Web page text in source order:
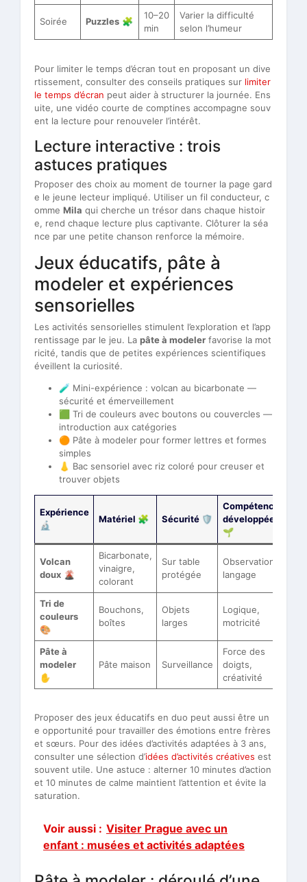
Soirée Puzzles🧩
10–20
min
Varier la difficulté
selon l’humeur
Pour limiter le temps d’écran tout en proposant un dive
rtissement, consulter des conseils pratiques sur limiter
le temps d’écran peut aider à structurer la journée. Ens
uite, une vidéo courte de comptines accompagne souv
ent la lecture pour renouveler l’intérêt.
Lecture interactive : trois
astuces pratiques
Proposer des choix au moment de tourner la page gard
e le jeune lecteur impliqué. Utiliser un fil conducteur, c
omme Mila qui cherche un trésor dans chaque histoir
e, rend chaque lecture plus captivante. Clôturer la séa
nce par une petite chanson renforce la mémoire.
Jeux éducatifs, pâte à
modeler et expériences
sensorielles
Les activités sensorielles stimulent l’exploration et l’app
rentissage par le jeu. La pâte à modeler favorise la mot
ricité, tandis que de petites expériences scientifiques
éveillent la curiosité.
🧪 Mini-expérience : volcan au bicarbonate —
sécurité et émerveillement
🟩 Tri de couleurs avec boutons ou couvercles —
introduction aux catégories
🟠 Pâte à modeler pour former lettres et formes
simples
👃 Bac sensoriel avec riz coloré pour creuser et
trouver objets
Expérience
🔬
Matériel 🧩 Sécurité 🛡️
Compétence
développée
🌱
Volcan
doux🌋
Bicarbonate,
vinaigre,
colorant
Sur table
protégée
Observation,
langage
Tri de
couleurs
🎨
Bouchons,
boîtes
Objets
larges
Logique,
motricité
Pâte à
modeler
✋
Pâte maison Surveillance
Force des
doigts,
créativité
Proposer des jeux éducatifs en duo peut aussi être un
e opportunité pour travailler des émotions entre frères
et sœurs. Pour des idées d’activités adaptées à 3 ans,
consulter une sélection d’idées d’activités créatives est
souvent utile. Une astuce : alterner 10 minutes d’action
et 10 minutes de calme maintient l’attention et évite la
saturation.
Voir aussi : Visiter Prague avec un
enfant : musées et activités adaptées